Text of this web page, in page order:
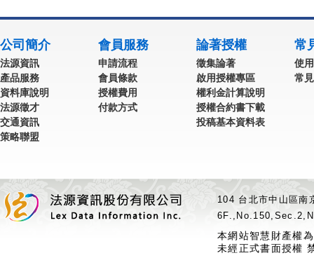
公司簡介
法源資訊
產品服務
資料庫說明
法源徵才
交通資訊
策略聯盟
會員服務
申請流程
會員條款
授權費用
付款方式
論著授權
徵集論著
啟用授權專區
權利金計算說明
授權合約書下載
投稿基本資料表
常
使
常
104 台北市中山區
本網站智慧財產權
未經正式書面授權